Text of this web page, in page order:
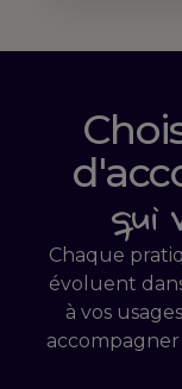
qui
Chaque
évoluent
à vos